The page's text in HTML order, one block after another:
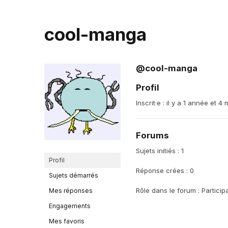
cool-manga
Profil
Sujets démarrés
Mes réponses
Engagements
Mes favoris
@cool-manga
Profil
Inscrit·e : il y a 1 année et 4
Forums
Sujets initiés : 1
Réponse crées : 0
Rôle dans le forum :